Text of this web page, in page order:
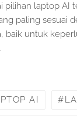
pilihan laptop AI
paling sesuai
baik untuk
AI